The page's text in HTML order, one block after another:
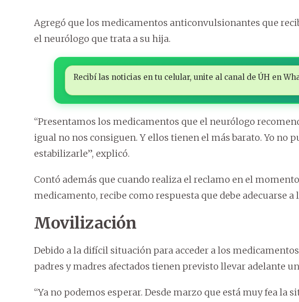
Agregó que los medicamentos anticonvulsionantes que
el neurólogo que trata a su hija.
Recibí las noticias en tu celular, unite al canal de ÚH en
“Presentamos los medicamentos que el neurólogo
igual no nos consiguen. Y ellos tienen el más barato. Yo no
estabilizarle”, explicó.
Contó además que cuando realiza el reclamo en el
medicamento, recibe como respuesta que debe adecuarse
Movilización
Debido a la difícil situación para acceder a los
padres y madres afectados tienen previsto llevar adelante
“Ya no podemos esperar. Desde marzo que está muy fea la